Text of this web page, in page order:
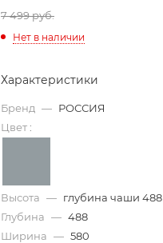
7 499 руб.
Нет в наличии
Характеристики
Бренд — РОССИЯ
Цвет :
Высота — глубина чаши 488
Глубина — 488
Ширина — 580